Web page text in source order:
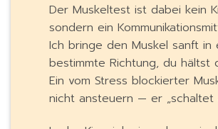
Der Muskeltest ist dabei kein
sondern ein
Ich bringe den Muskel sanft in
bestimmte Richtung, du hältst
Ein vom Stress blockierter
nicht ansteuern — er „schaltet